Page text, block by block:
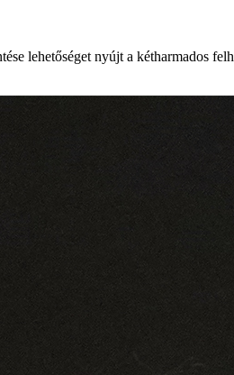
lehetőséget nyújt a kétharmados